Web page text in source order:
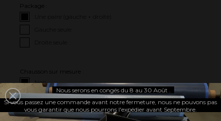
Package :
Une paire (gauche + droite)
Droite seule
Chausson sur mesure :
Non
Oui
Nous serons en congés du 8 au 30 Août .
Si vous passez une commande avant notre fermeture, nous ne pouvons pas
vous garantir que nous pourrons l'expédier avant Septembre.